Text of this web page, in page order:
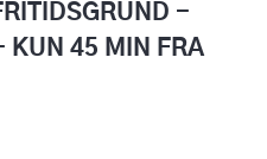
-
KUN 45 MIN FRA